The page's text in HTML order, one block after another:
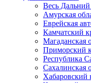
Весь
Амурская
Еврейская
Камчатский
Магаданская
Приморский
Республика
Сахалинская
Хабаровский